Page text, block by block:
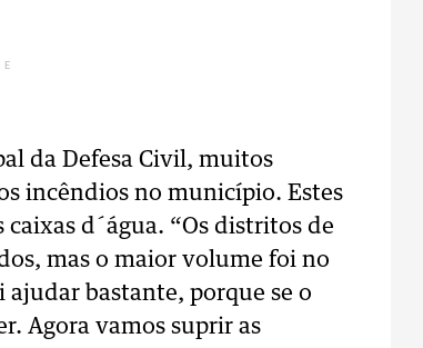
da Defesa Civil, muitos
incêndios no município. Estes
d´água. “Os distritos de
mas o maior volume foi no
bastante, porque se o
Agora vamos suprir as